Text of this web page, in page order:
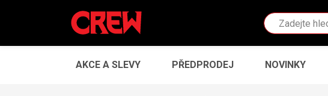
AKCE A SLEVY PŘEDPRODEJ NOVINKY